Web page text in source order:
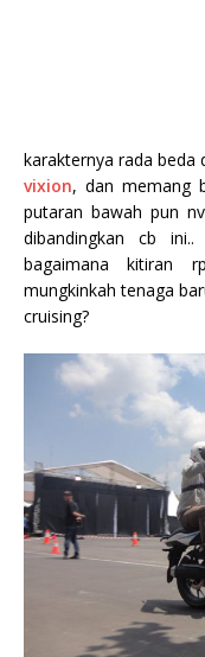
karakternya rada beda
vixion, dan memang
putaran bawah pun
dibandingkan cb
bagaimana kitiran
mungkinkah tenaga
cruising?